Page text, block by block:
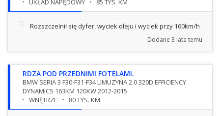
UKŁAD NAPĘDOWY
85 TYS. KM
Rozszczelnił się dyfer, wyciek oleju i wyciek przy 160km/h
Dodane 3 lata temu
RDZA POD PRZEDNIMI FOTELAMI.
BMW SERIA 3 F30-F31-F34 LIMUZYNA 2.0 320D EFFICIENCY
DYNAMICS 163KM 120KW 2012-2015
WNĘTRZE
80 TYS. KM